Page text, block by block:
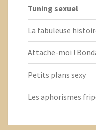
Tuning sexuel
La fabuleuse
Attache-moi !
Petits plans sexy
Les aphorismes